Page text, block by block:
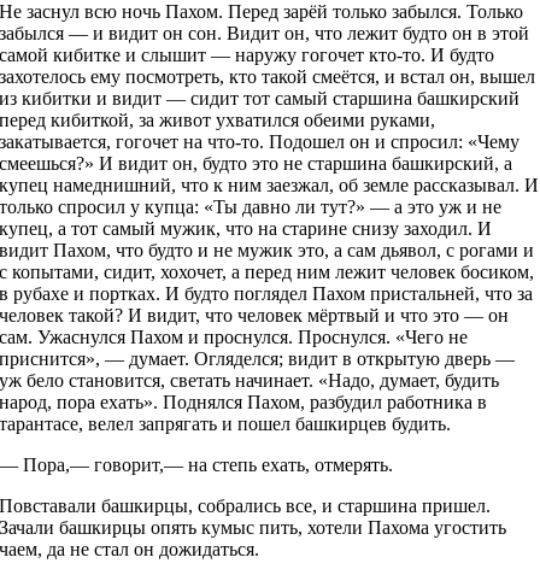
Не заснул всю ночь Пахом. Перед зарёй только забылся. Только
забылся — и видит он сон. Видит он, что лежит будто он в этой
самой кибитке и слышит — наружу гогочет кто-то. И будто
захотелось ему посмотреть, кто такой смеётся, и встал он, вышел
из кибитки и видит — сидит тот самый старшина башкирский
перед кибиткой, за живот ухватился обеими руками,
закатывается, гогочет на что-то. Подошел он и спросил: «Чему
смеешься?» И видит он, будто это не старшина башкирский, а
купец намеднишний, что к ним заезжал, об земле рассказывал. И
только спросил у купца: «Ты давно ли тут?» — а это уж и не
купец, а тот самый мужик, что на старине снизу заходил. И
видит Пахом, что будто и не мужик это, а сам дьявол, с рогами и
с копытами, сидит, хохочет, а перед ним лежит человек босиком,
в рубахе и портках. И будто поглядел Пахом пристальней, что за
человек такой? И видит, что человек мёртвый и что это — он
сам. Ужаснулся Пахом и проснулся. Проснулся. «Чего не
приснится», — думает. Огляделся; видит в открытую дверь —
уж бело становится, светать начинает. «Надо, думает, будить
народ, пора ехать». Поднялся Пахом, разбудил работника в
тарантасе, велел запрягать и пошел башкирцев будить.
— Пора,— говорит,— на степь ехать, отмерять.
Повставали башкирцы, собрались все, и старшина пришел.
Зачали башкирцы опять кумыс пить, хотели Пахома угостить
чаем, да не стал он дожидаться.